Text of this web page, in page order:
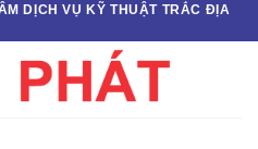
DỊCH VỤ KỸ THUẬT TRẮC ĐỊA